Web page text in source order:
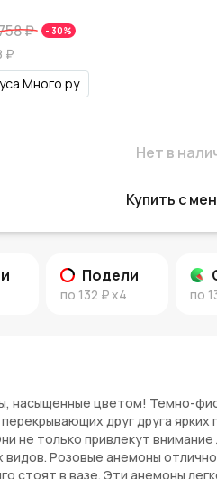
₽ - 30%
₽
Много.ру
Нет в
Купить с
Подели
по 132 ₽x4 по
насыщенные цветом! Темно-
друг друга ярких
не только привлекут
Розовые анемоны
стоят в вазе. Эти анемоны